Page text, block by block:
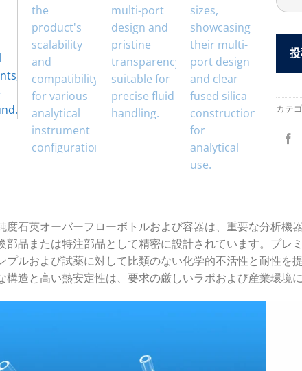
カテ
度石英オーバーフローボトルおよび容器は、重要な分析
部品または特注部品として精密に設計されています。プレ
プルおよび試薬に対して比類のない化学的不活性と耐性を
構造と高い熱安定性は、要求の厳しいラボおよび産業環境